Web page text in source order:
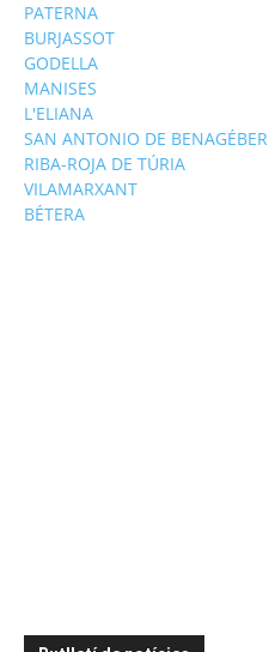
PATERNA
BURJASSOT
GODELLA
MANISES
L'ELIANA
SAN ANTONIO DE BENAGÉBER
RIBA-ROJA DE TÚRIA
VILAMARXANT
BÉTERA